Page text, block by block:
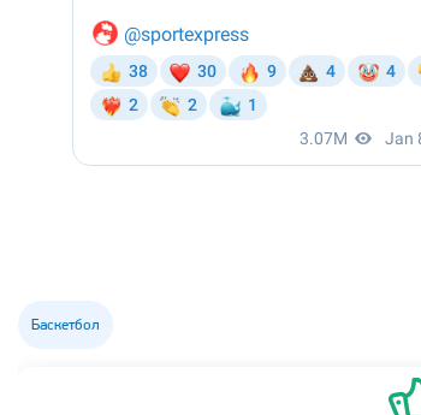
Баскетбол